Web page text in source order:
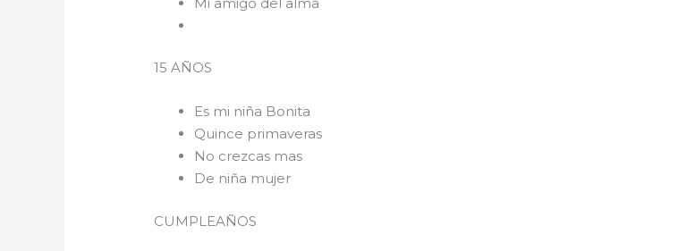
15 AÑOS
Es mi niña Bonita
Quince primaveras
No crezcas mas
De niña mujer
CUMPLEAÑOS